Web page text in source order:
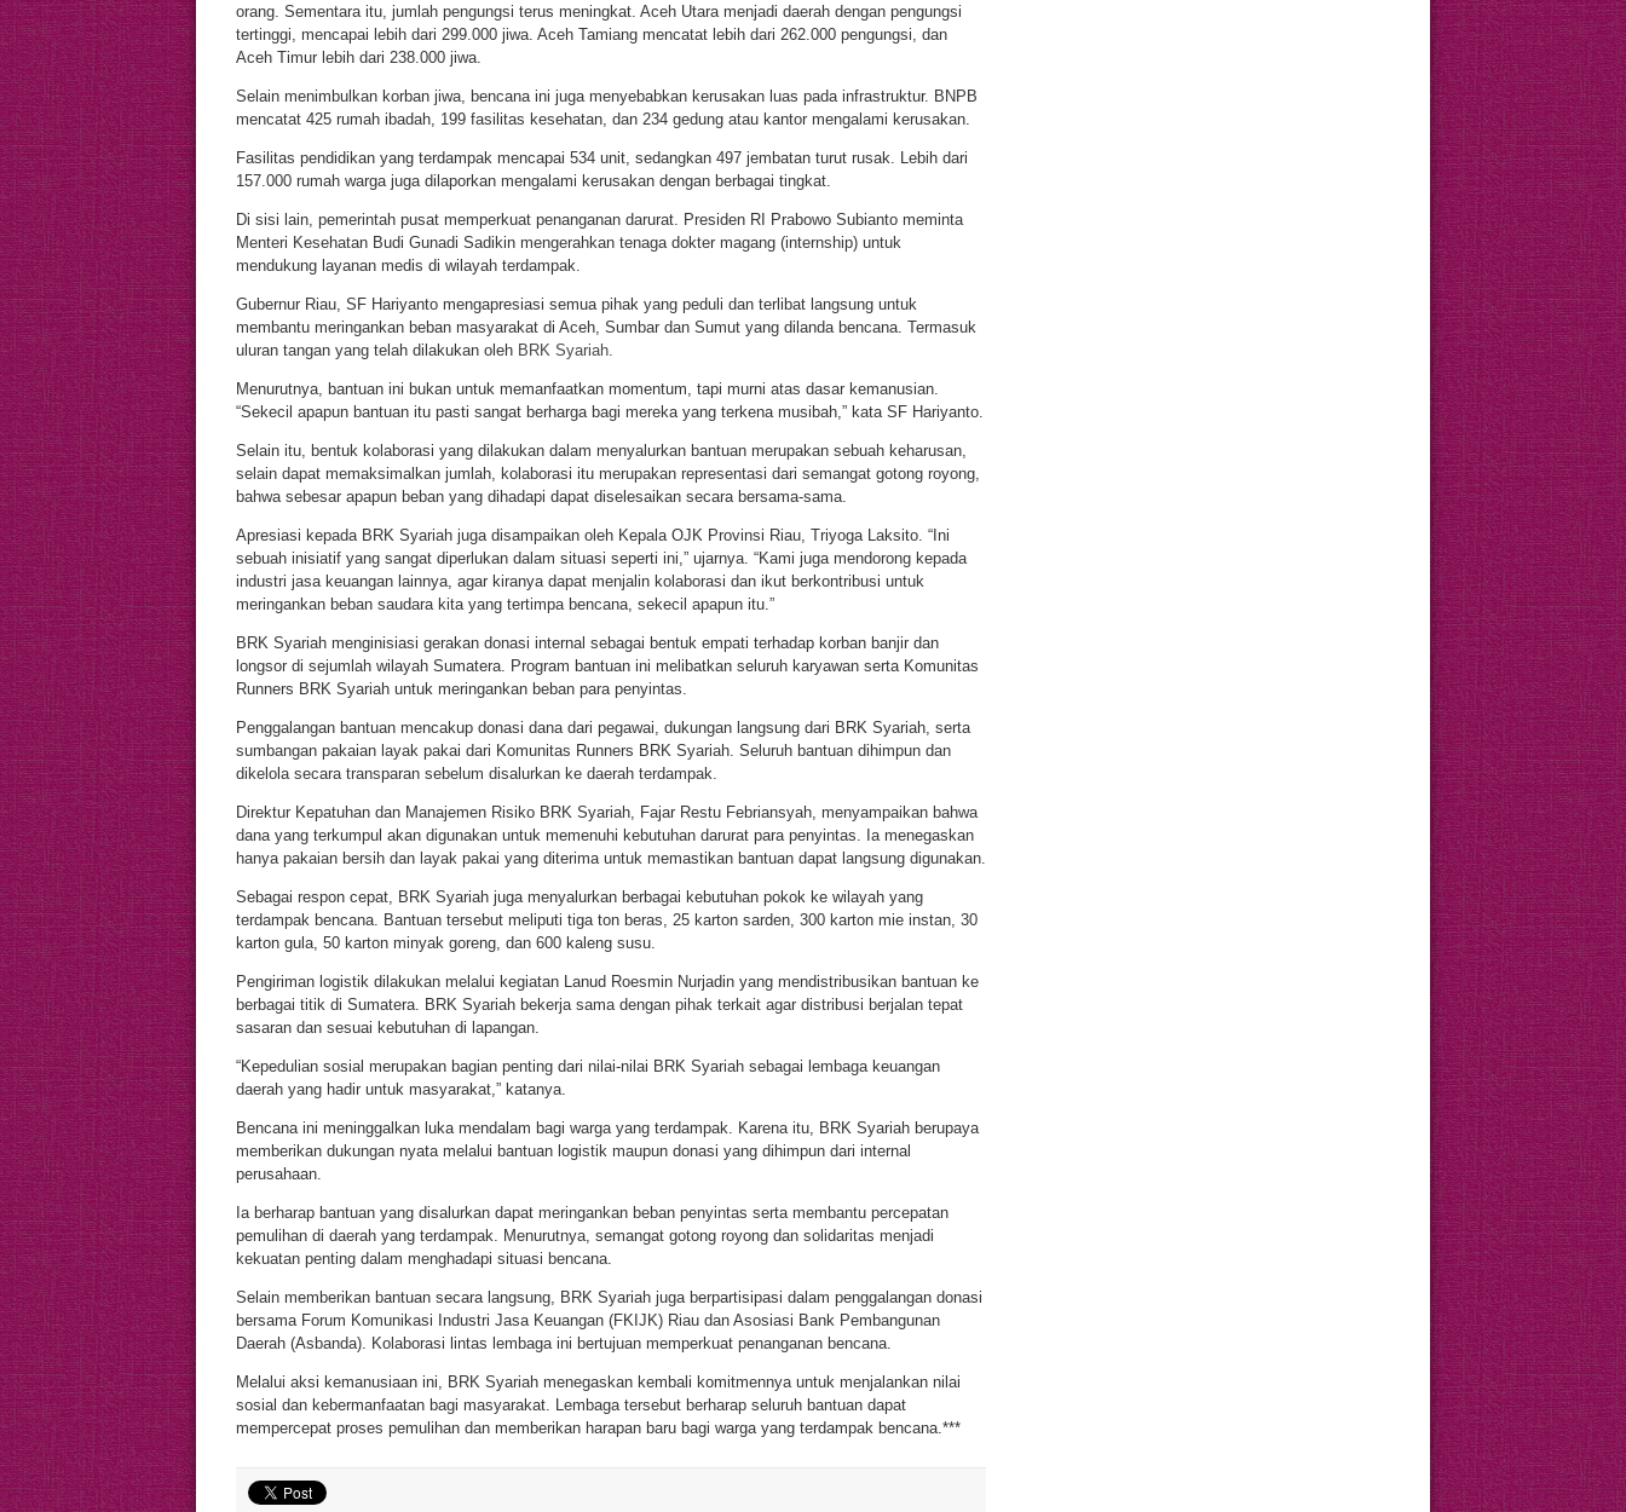
orang. Sementara itu, jumlah pengungsi terus meningkat. Aceh Utara menjadi daerah dengan pengungsi
tertinggi, mencapai lebih dari 299.000 jiwa. Aceh Tamiang mencatat lebih dari 262.000 pengungsi, dan
Aceh Timur lebih dari 238.000 jiwa.
Selain menimbulkan korban jiwa, bencana ini juga menyebabkan kerusakan luas pada infrastruktur. BNPB
mencatat 425 rumah ibadah, 199 fasilitas kesehatan, dan 234 gedung atau kantor mengalami kerusakan.
Fasilitas pendidikan yang terdampak mencapai 534 unit, sedangkan 497 jembatan turut rusak. Lebih dari
157.000 rumah warga juga dilaporkan mengalami kerusakan dengan berbagai tingkat.
Di sisi lain, pemerintah pusat memperkuat penanganan darurat. Presiden RI Prabowo Subianto meminta
Menteri Kesehatan Budi Gunadi Sadikin mengerahkan tenaga dokter magang (internship) untuk
mendukung layanan medis di wilayah terdampak.
Gubernur Riau, SF Hariyanto mengapresiasi semua pihak yang peduli dan terlibat langsung untuk
membantu meringankan beban masyarakat di Aceh, Sumbar dan Sumut yang dilanda bencana. Termasuk
uluran tangan yang telah dilakukan oleh BRK Syariah.
Menurutnya, bantuan ini bukan untuk memanfaatkan momentum, tapi murni atas dasar kemanusian.
“Sekecil apapun bantuan itu pasti sangat berharga bagi mereka yang terkena musibah,” kata SF Hariyanto.
Selain itu, bentuk kolaborasi yang dilakukan dalam menyalurkan bantuan merupakan sebuah keharusan,
selain dapat memaksimalkan jumlah, kolaborasi itu merupakan representasi dari semangat gotong royong,
bahwa sebesar apapun beban yang dihadapi dapat diselesaikan secara bersama-sama.
Apresiasi kepada BRK Syariah juga disampaikan oleh Kepala OJK Provinsi Riau, Triyoga Laksito. “Ini
sebuah inisiatif yang sangat diperlukan dalam situasi seperti ini,” ujarnya. “Kami juga mendorong kepada
industri jasa keuangan lainnya, agar kiranya dapat menjalin kolaborasi dan ikut berkontribusi untuk
meringankan beban saudara kita yang tertimpa bencana, sekecil apapun itu.”
BRK Syariah menginisiasi gerakan donasi internal sebagai bentuk empati terhadap korban banjir dan
longsor di sejumlah wilayah Sumatera. Program bantuan ini melibatkan seluruh karyawan serta Komunitas
Runners BRK Syariah untuk meringankan beban para penyintas.
Penggalangan bantuan mencakup donasi dana dari pegawai, dukungan langsung dari BRK Syariah, serta
sumbangan pakaian layak pakai dari Komunitas Runners BRK Syariah. Seluruh bantuan dihimpun dan
dikelola secara transparan sebelum disalurkan ke daerah terdampak.
Direktur Kepatuhan dan Manajemen Risiko BRK Syariah, Fajar Restu Febriansyah, menyampaikan bahwa
dana yang terkumpul akan digunakan untuk memenuhi kebutuhan darurat para penyintas. Ia menegaskan
hanya pakaian bersih dan layak pakai yang diterima untuk memastikan bantuan dapat langsung digunakan.
Sebagai respon cepat, BRK Syariah juga menyalurkan berbagai kebutuhan pokok ke wilayah yang
terdampak bencana. Bantuan tersebut meliputi tiga ton beras, 25 karton sarden, 300 karton mie instan, 30
karton gula, 50 karton minyak goreng, dan 600 kaleng susu.
Pengiriman logistik dilakukan melalui kegiatan Lanud Roesmin Nurjadin yang mendistribusikan bantuan ke
berbagai titik di Sumatera. BRK Syariah bekerja sama dengan pihak terkait agar distribusi berjalan tepat
sasaran dan sesuai kebutuhan di lapangan.
“Kepedulian sosial merupakan bagian penting dari nilai-nilai BRK Syariah sebagai lembaga keuangan
daerah yang hadir untuk masyarakat,” katanya.
Bencana ini meninggalkan luka mendalam bagi warga yang terdampak. Karena itu, BRK Syariah berupaya
memberikan dukungan nyata melalui bantuan logistik maupun donasi yang dihimpun dari internal
perusahaan.
Ia berharap bantuan yang disalurkan dapat meringankan beban penyintas serta membantu percepatan
pemulihan di daerah yang terdampak. Menurutnya, semangat gotong royong dan solidaritas menjadi
kekuatan penting dalam menghadapi situasi bencana.
Selain memberikan bantuan secara langsung, BRK Syariah juga berpartisipasi dalam penggalangan donasi
bersama Forum Komunikasi Industri Jasa Keuangan (FKIJK) Riau dan Asosiasi Bank Pembangunan
Daerah (Asbanda). Kolaborasi lintas lembaga ini bertujuan memperkuat penanganan bencana.
Melalui aksi kemanusiaan ini, BRK Syariah menegaskan kembali komitmennya untuk menjalankan nilai
sosial dan kebermanfaatan bagi masyarakat. Lembaga tersebut berharap seluruh bantuan dapat
mempercepat proses pemulihan dan memberikan harapan baru bagi warga yang terdampak bencana.***